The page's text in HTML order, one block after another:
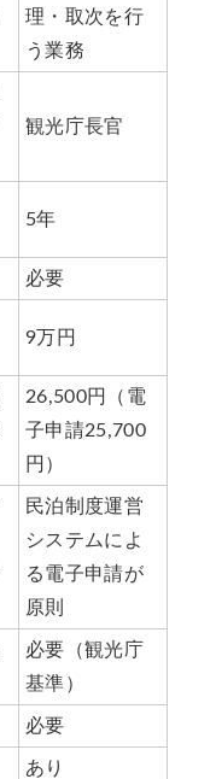
理・取次を行
う業務
観光庁長官
5年
必要
9万円
26,500円（電
子申請25,700
円）
民泊制度運営
システムによ
る電子申請が
原則
必要（観光庁
基準）
必要
あり